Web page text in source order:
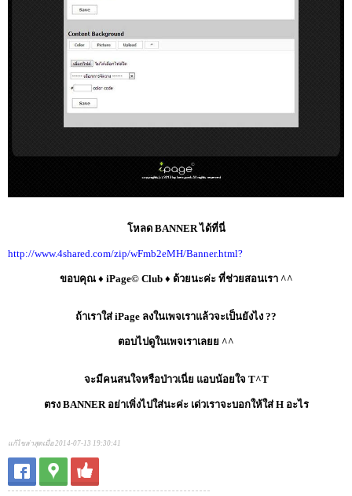
โหลด BANNER ได้ที่นี่
http://www.4shared.com/zip/wFmb2eMH/Banner.html?
ขอบคุณ ♦ iPage© Club ♦ ด้วยนะค่ะ ที่ช่วยสอนเรา ^^
ถ้าเราใส่ iPage ลงในเพจเราแล้วจะเป็นยังไง ??
ตอบไปดูในเพจเราเลยย ^^
จะมีคนสนใจหรือป่าวเนี่ย แอบน้อยใจ T^T
ตรง BANNER อย่าเพิ่งไปใส่นะค่ะ เด่วเราจะบอกให้ใส่ H อะไร
แก้ไขล่าสุดเมื่อ 2014-07-13 19:30:41